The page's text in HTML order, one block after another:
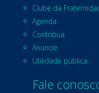
Clube da
Agenda
Contribua
Anuncie
Utilidade pública
Fale